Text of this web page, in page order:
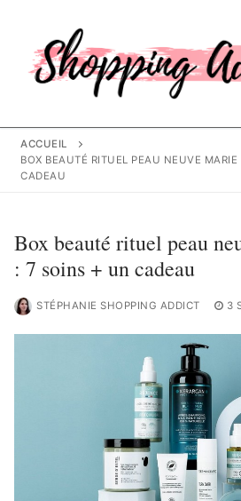
contenu
ACCUEIL
BOX BEAUTÉ RITUEL PEAU NEUVE
CADEAU
Box beauté rituel peau
: 7 soins + un cadeau
STÉPHANIE SHOPPING ADDICT 3